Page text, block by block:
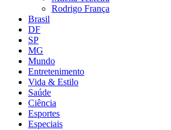
Rodrigo França
Brasil
DF
SP
MG
Mundo
Entretenimento
Vida & Estilo
Saúde
Ciência
Esportes
Especiais